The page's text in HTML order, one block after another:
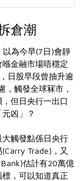
倉潮
以為今早(7日)會靜
金融市場唔穩定
日股早段曾抽升逾
，觸發全球冧市，
但日央行一出口
凶」？
大觸發點係日央行
Trade)，又
估計有20萬億
，可以知道真正